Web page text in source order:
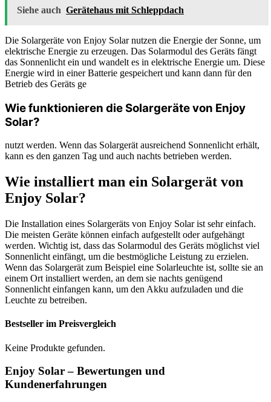
Siehe auch Gerätehaus mit Schleppdach
Die Solargeräte von Enjoy Solar nutzen die Energie der Sonne, um
elektrische Energie zu erzeugen. Das Solarmodul des Geräts fängt
das Sonnenlicht ein und wandelt es in elektrische Energie um. Diese
Energie wird in einer Batterie gespeichert und kann dann für den
Betrieb des Geräts ge
Wie funktionieren die Solargeräte von Enjoy
Solar?
nutzt werden. Wenn das Solargerät ausreichend Sonnenlicht erhält,
kann es den ganzen Tag und auch nachts betrieben werden.
Wie installiert man ein Solargerät von
Enjoy Solar?
Die Installation eines Solargeräts von Enjoy Solar ist sehr einfach.
Die meisten Geräte können einfach aufgestellt oder aufgehängt
werden. Wichtig ist, dass das Solarmodul des Geräts möglichst viel
Sonnenlicht einfängt, um die bestmögliche Leistung zu erzielen.
Wenn das Solargerät zum Beispiel eine Solarleuchte ist, sollte sie an
einem Ort installiert werden, an dem sie nachts genügend
Sonnenlicht einfangen kann, um den Akku aufzuladen und die
Leuchte zu betreiben.
Bestseller im Preisvergleich
Keine Produkte gefunden.
Enjoy Solar – Bewertungen und
Kundenerfahrungen